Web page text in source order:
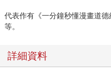
代表作有《一分鐘秒懂漫畫道德
等。
詳細資料